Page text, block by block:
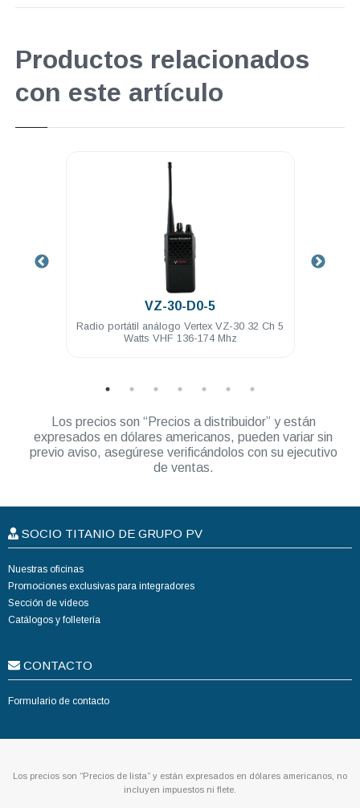
Productos relacionados
con este artículo
.
VZ-30-D0-5
Radio portátil análogo Vertex VZ-30 32 Ch 5
Watts VHF 136-174 Mhz
Los precios son “Precios a distribuidor” y están
expresados en dólares americanos, pueden variar sin
previo aviso, asegúrese verificándolos con su ejecutivo
de ventas.
SOCIO TITANIO DE GRUPO PV
Nuestras oficinas
Promociones exclusivas para integradores
Sección de videos
Catálogos y folletería
CONTACTO
Formulario de contacto
Los precios son “Precios de lista” y están expresados en dólares americanos, no
incluyen impuestos ni flete.